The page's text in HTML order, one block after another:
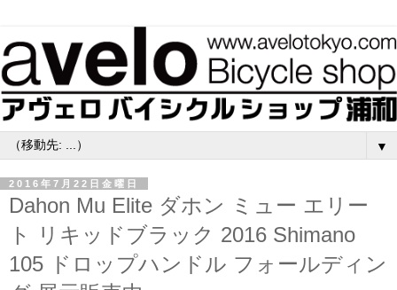
▼
2016年7月22日金曜日
Dahon Mu Elite ダホン ミュー エリー
ト リキッドブラック 2016 Shimano
105 ドロップハンドル フォールディン